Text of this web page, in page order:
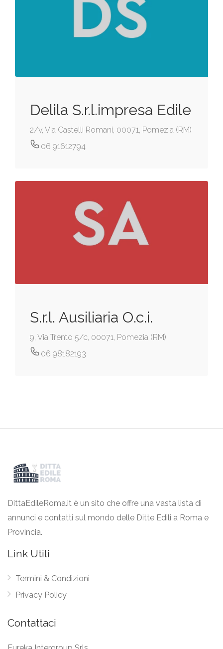
Delila S.r.l.impresa Edile
2/v, Via Castelli Romani, 00071, Pomezia (RM)
06 91612794
S.r.l. Ausiliaria O.c.i.
9, Via Trento 5/c, 00071, Pomezia (RM)
06 98182193
DittaEdileRoma.it è un sito che offre una vasta lista di
annunci e contatti sul mondo delle Ditte Edili a Roma e
Provincia.
Link Utili
Termini & Condizioni
Privacy Policy
Contattaci